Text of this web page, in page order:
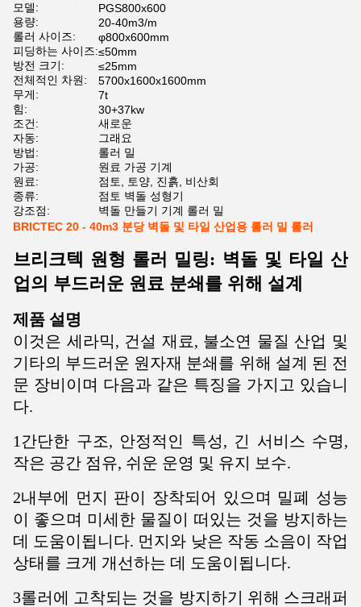
모델:
PGS800x600
용량:
20-40m3/m
롤러 사이즈:
φ800x600mm
피딩하는 사이즈:≤50mm
방전 크기:
≤25mm
전체적인 차원:
5700x1600x1600mm
무게:
7t
힘:
30+37kw
조건:
새로운
자동:
그래요
방법:
롤러 밀
가공:
원료 가공 기계
원료:
점토, 토양, 진흙, 비산회
종류:
점토 벽돌 성형기
강조점:
벽돌 만들기 기계 롤러 밀
BRICTEC 20 - 40m3 분당 벽돌 및 타일 산업용 롤러 밀 롤러
브리크텍 원형 롤러 밀링: 벽돌 및 타일 산
업의 부드러운 원료 분쇄를 위해 설계
제품 설명
이것은 세라믹, 건설 재료, 불소연 물질 산업 및
기타의 부드러운 원자재 분쇄를 위해 설계 된 전
문 장비이며 다음과 같은 특징을 가지고 있습니
다.
1간단한 구조, 안정적인 특성, 긴 서비스 수명,
작은 공간 점유, 쉬운 운영 및 유지 보수.
2내부에 먼지 판이 장착되어 있으며 밀폐 성능
이 좋으며 미세한 물질이 떠있는 것을 방지하는
데 도움이됩니다. 먼지와 낮은 작동 소음이 작업
상태를 크게 개선하는 데 도움이됩니다.
3롤러에 고착되는 것을 방지하기 위해 스크래퍼